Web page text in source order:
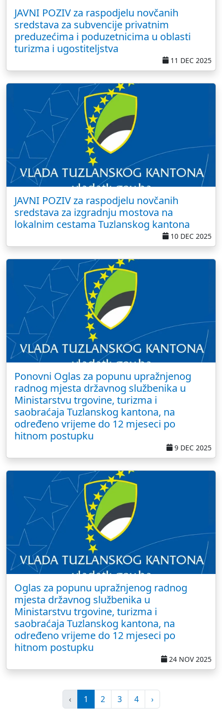
JAVNI POZIV za raspodjelu novčanih
sredstava za subvencije privatnim
preduzećima i poduzetnicima u oblasti
turizma i ugostiteljstva
11 DEC 2025
JAVNI POZIV za raspodjelu novčanih
sredstava za izgradnju mostova na
lokalnim cestama Tuzlanskog kantona
10 DEC 2025
Ponovni Oglas za popunu upražnjenog
radnog mjesta državnog službenika u
Ministarstvu trgovine, turizma i
saobraćaja Tuzlanskog kantona, na
određeno vrijeme do 12 mjeseci po
hitnom postupku
9 DEC 2025
Oglas za popunu upražnjenog radnog
mjesta državnog službenika u
Ministarstvu trgovine, turizma i
saobraćaja Tuzlanskog kantona, na
određeno vrijeme do 12 mjeseci po
hitnom postupku
24 NOV 2025
‹ 1 2 3 4 ›